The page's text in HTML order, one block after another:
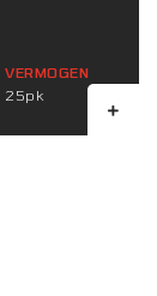
VERMOGEN
25pk